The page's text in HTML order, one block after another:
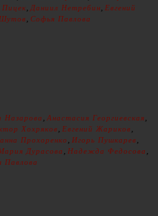
Даниил Нетребин
Евгений
Софья Павлова
Назарова Анастасия Георгиевская
Хохряков Евгений Жариков
Прохоренко Игорь Пушкарев
Дурасова Надежда Федосова
Павлова